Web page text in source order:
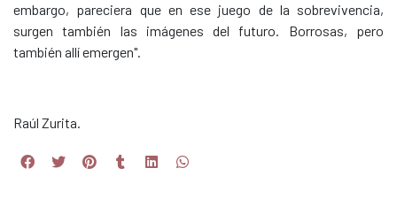
embargo, pareciera que en ese juego de la sobrevivencia,
surgen también las imágenes del futuro. Borrosas, pero
también allí emergen".
Raúl Zurita.